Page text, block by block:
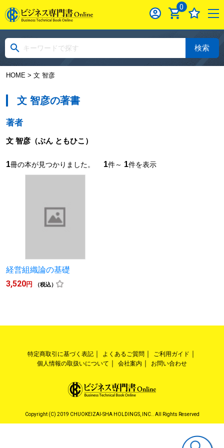
0
検索
HOME> 文 智彦
文 智彦の著書
著者
文 智彦（ぶん ともひこ）
1冊の本が見つかりました。 1件～ 1件を表示
経営組織論の基礎
3,520円 （税込）
特定商取引に基づく表記 よくあるご質問
ご利用ガイド
個人情報の取扱いについて
会社案内 お問い合わせ
Copyright (C) 2019 CHUOKEIZAI-SHA HOLDINGS, INC.. All Rights Reserved